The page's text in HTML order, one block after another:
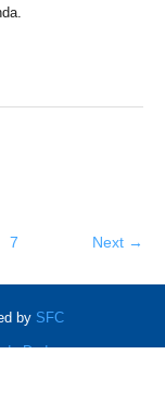
7 Next →
by SFC
Dados